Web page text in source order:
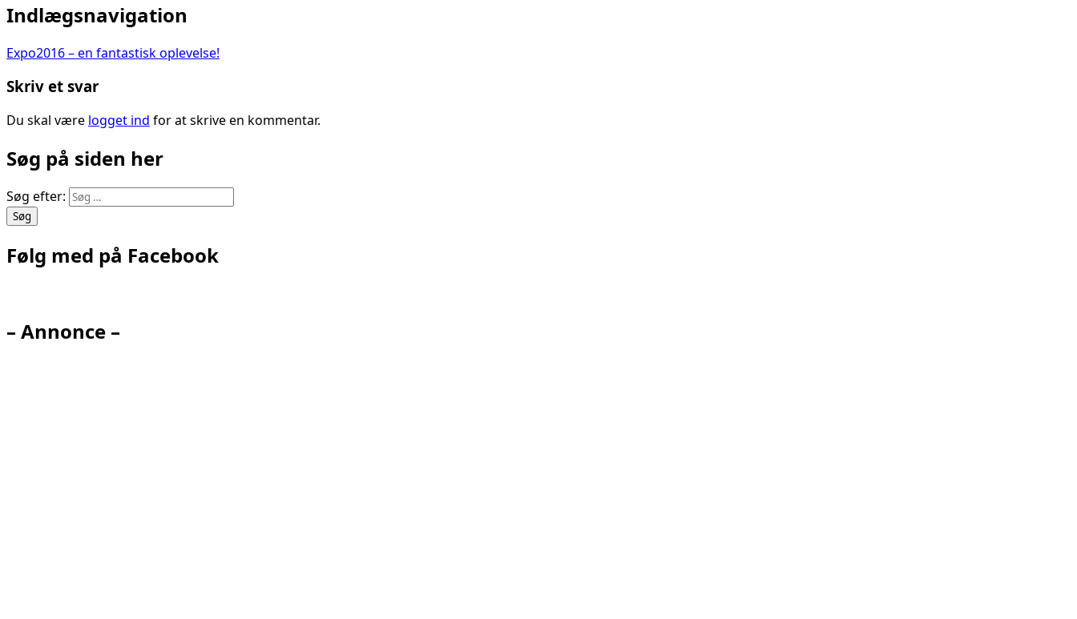
Indlægsnavigation
Expo2016 – en fantastisk oplevelse!
Skriv et svar
Du skal være logget ind for at skrive en kommentar.
Søg på siden her
Søg efter:
Følg med på Facebook
– Annonce –